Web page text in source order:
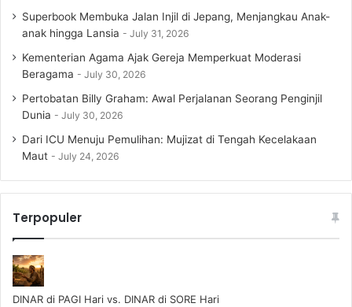
Superbook Membuka Jalan Injil di Jepang, Menjangkau Anak-
anak hingga Lansia
July 31, 2026
Kementerian Agama Ajak Gereja Memperkuat Moderasi
Beragama
July 30, 2026
Pertobatan Billy Graham: Awal Perjalanan Seorang Penginjil
Dunia
July 30, 2026
Dari ICU Menuju Pemulihan: Mujizat di Tengah Kecelakaan
Maut
July 24, 2026
Terpopuler
DINAR di PAGI Hari vs. DINAR di SORE Hari